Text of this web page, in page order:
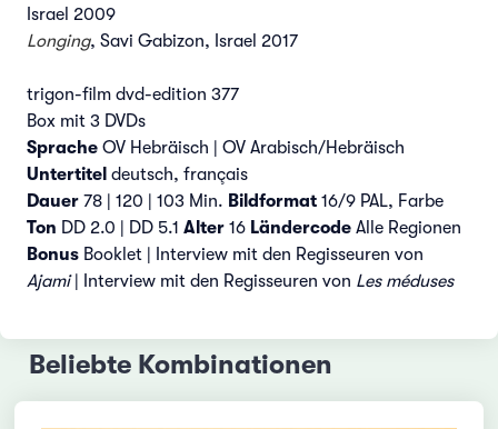
Israel 2009
Longing, Savi Gabizon, Israel 2017
trigon-film dvd-edition 377
Box mit 3 DVDs
Sprache OV Hebräisch | OV Arabisch/Hebräisch
Untertitel deutsch, français
Dauer 78 | 120 | 103 Min. Bildformat 16/9 PAL, Farbe
Ton DD 2.0 | DD 5.1 Alter 16 Ländercode Alle Regionen
Bonus Booklet | Interview mit den Regisseuren von
Ajami| Interview mit den Regisseuren von Les méduses
Beliebte Kombinationen